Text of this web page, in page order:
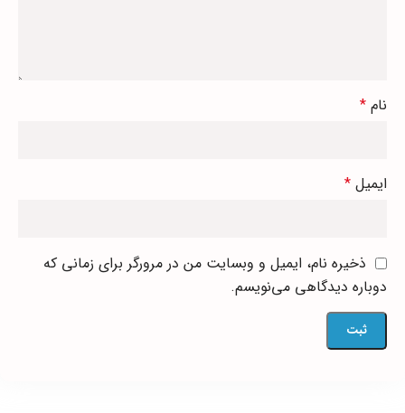
نام *
ایمیل *
ذخیره نام، ایمیل و وبسایت من در مرورگر برای زمانی که
دوباره دیدگاهی می‌نویسم.